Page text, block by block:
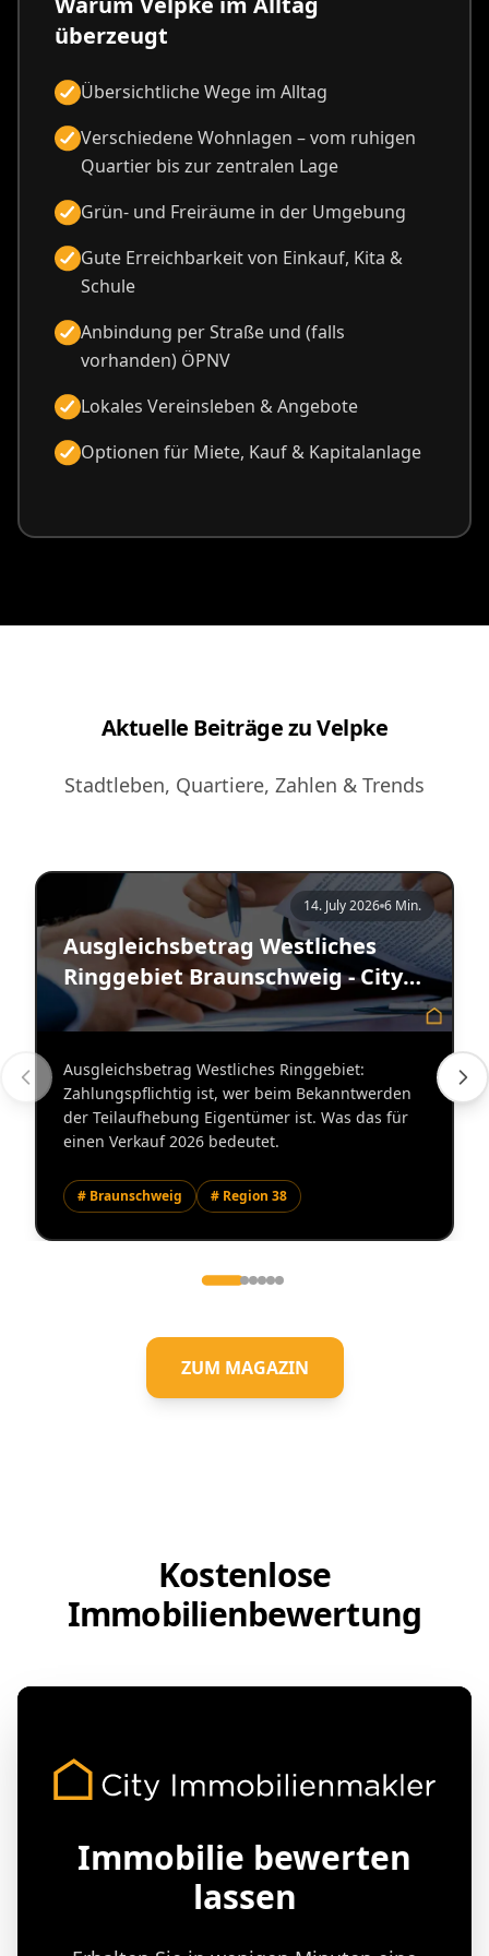
überzeugt
Übersichtliche Wege im Alltag
Verschiedene Wohnlagen – vom ruhigen
Quartier bis zur zentralen Lage
Grün- und Freiräume in der Umgebung
Gute Erreichbarkeit von Einkauf, Kita &
Schule
Anbindung per Straße und (falls
vorhanden) ÖPNV
Lokales Vereinsleben & Angebote
Optionen für Miete, Kauf & Kapitalanlage
Aktuelle Beiträge zu Velpke
Stadtleben, Quartiere, Zahlen & Trends
14. July 2026 6 Min.
Ausgleichsbetrag Westliches
Ringgebiet Braunschweig - City
Immobilienmakler
Ausgleichsbetrag Westliches Ringgebiet:
Zahlungspflichtig ist, wer beim Bekanntwerden
der Teilaufhebung Eigentümer ist. Was das für
einen Verkauf 2026 bedeutet.
# Braunschweig # Region 38
ZUM MAGAZIN
Kostenlose
Immobilienbewertung
Immobilie bewerten
lassen